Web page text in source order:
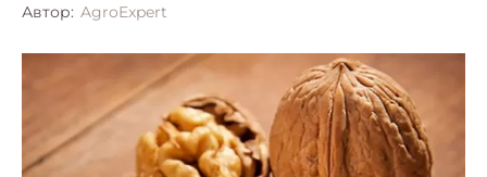
Автор: AgroExpert